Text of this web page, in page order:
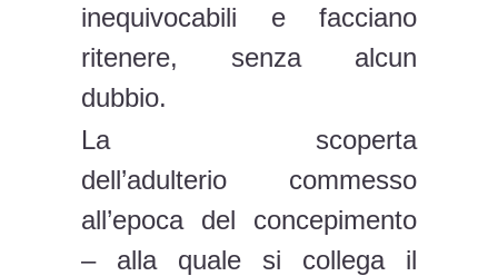
inequivocabili e facciano
ritenere, senza alcun
dubbio.
La scoperta
dell’adulterio commesso
all’epoca del concepimento
– alla quale si collega il